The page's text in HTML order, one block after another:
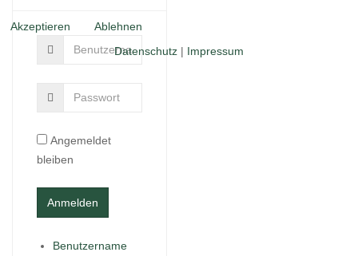
Angemeldet
bleiben
Benutzername
Akzeptieren
Ablehnen
Datenschutz | Impressum